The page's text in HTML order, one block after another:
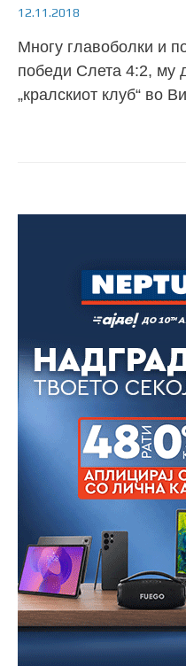
12.11.2018
Многу главоболки и
победи Слета 4:2, му
„кралскиот клуб“ во